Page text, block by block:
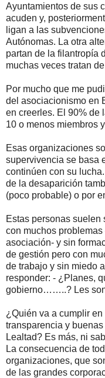
Ayuntamientos de sus
acuden y,
ligan a las
Autónomas. La otra
partan de la filantropía
muchas veces tratan
Por mucho que me
del asociacionismo en
en creerles. El 90% de
10 o menos miembros
Esas organizaciones
supervivencia se basa
continúen con su
de la desaparición
(poco probable) o por
Estas personas suelen
con muchos
asociación- y sin
de gestión pero con
de trabajo y sin miedo
responder: - ¿Planes,
gobierno……..? Les
¿Quién va a cumplir
transparencia y
Lealtad? Es más, ni
La consecuencia de
organizaciones, que
de las grandes